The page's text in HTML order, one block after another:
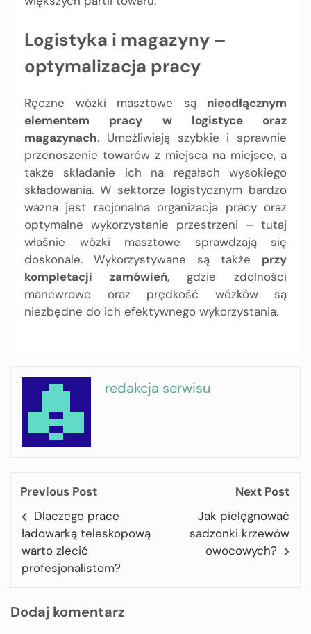
Logistyka i magazyny –
optymalizacja pracy
Ręczne wózki masztowe są nieodłącznym
elementem pracy w logistyce oraz
magazynach. Umożliwiają szybkie i sprawnie
przenoszenie towarów z miejsca na miejsce, a
także składanie ich na regałach wysokiego
składowania. W sektorze logistycznym bardzo
ważna jest racjonalna organizacja pracy oraz
optymalne wykorzystanie przestrzeni – tutaj
właśnie wózki masztowe sprawdzają się
doskonale. Wykorzystywane są także przy
kompletacji zamówień, gdzie zdolności
manewrowe oraz prędkość wózków są
niezbędne do ich efektywnego wykorzystania.
redakcja serwisu
Previous Post
Dlaczego prace
ładowarką teleskopową
warto zlecić
profesjonalistom?
Next Post
Jak pielęgnować
sadzonki krzewów
owocowych?
Dodaj komentarz